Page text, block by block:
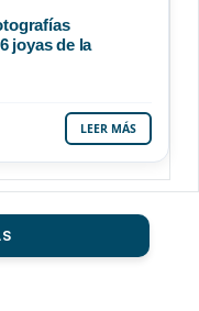
joyas de la
LEER MÁS